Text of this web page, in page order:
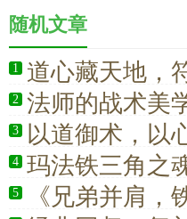
随机文章
1
道心藏天地，
真正的全能行者
2 法师的战术美
3 以道御术，
4 玛法铁三角之
5
《兄弟并肩